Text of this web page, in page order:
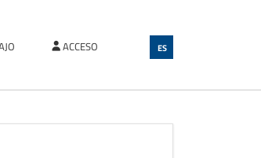
ACCESO ES